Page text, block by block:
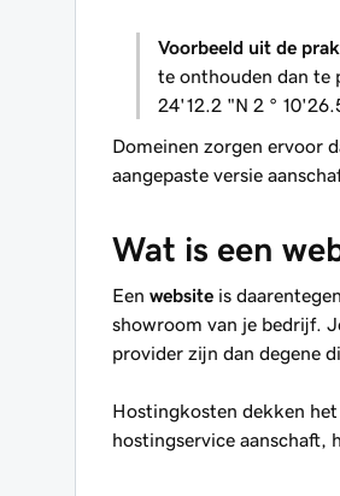
Voorbeeld uit de
te onthouden dan te
24'12.2 "N 2 °
Domeinen zorgen ervoor
aangepaste versie
Wat is een
Een website is
showroom van je bedrijf.
provider zijn dan degene
Hostingkosten dekken
hostingservice aanschaft,